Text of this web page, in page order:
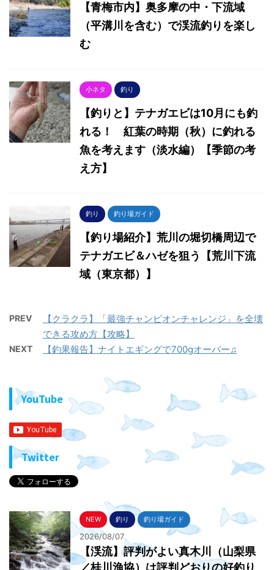
【青梅市内】奥多摩の中・下流域
（平溝川を含む）で渓流釣りを楽し
む
小ネタ 釣り
【釣りと】テナガエビは10月にも釣
れる！ 紅葉の時期（秋）に釣れる
魚を考えます（淡水編）【季節の考
え方】
釣り 釣り場ガイド
【釣り場紹介】荒川の堀切橋周辺で
テナガエビ＆ハゼを狙う【荒川下流
域（東京都）】
PREV
【クラクラ】「最強チャンピオンチャレンジ」を全壊
できる攻め方【攻略】
NEXT 【釣果報告】ナイトエギングで700gオーバー♫
YouTube
Twitter
NEW 釣り 釣り場ガイド
2026/08/07
【渓流】評判がよい真木川（山梨県